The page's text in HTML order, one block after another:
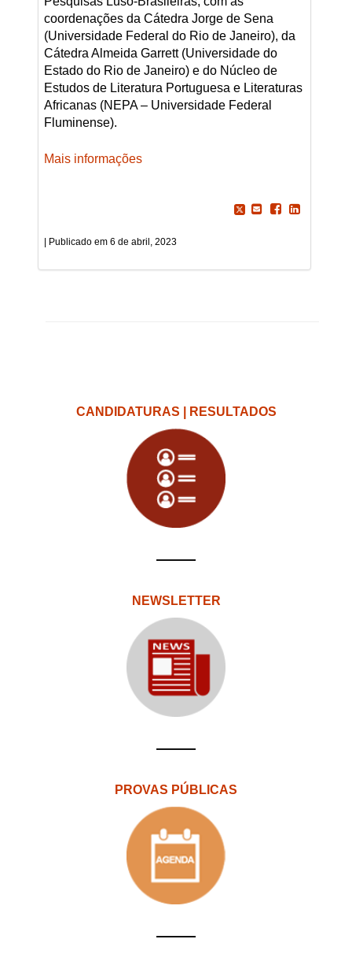
coordenações da Cátedra Jorge de Sena
(Universidade Federal do Rio de Janeiro), da
Cátedra Almeida Garrett (Universidade do
Estado do Rio de Janeiro) e do Núcleo de
Estudos de Literatura Portuguesa e Literaturas
Africanas (NEPA – Universidade Federal
Fluminense).
Mais informações
6 de abril, 2023
CANDIDATURAS | RESULTADOS
NEWSLETTER
PROVAS PÚBLICAS